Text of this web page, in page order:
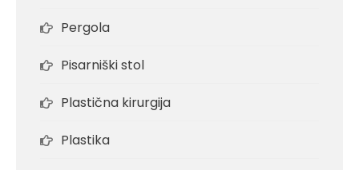
Pergola
Pisarniški stol
Plastična kirurgija
Plastika